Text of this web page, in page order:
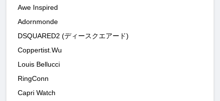
Awe Inspired
Adornmonde
DSQUARED2 (ディースクエアード)
Coppertist.Wu
Louis Bellucci
RingConn
Capri Watch